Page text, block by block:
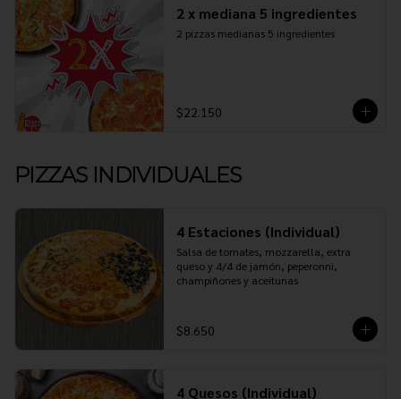
2 x mediana 5 ingredientes
2 pizzas medianas 5 ingredientes
$22.150
PIZZAS INDIVIDUALES
4 Estaciones (Individual)
Salsa de tomates, mozzarella, extra
queso y 4/4 de jamón, peperonni,
champiñones y aceitunas
$8.650
4 Quesos (Individual)